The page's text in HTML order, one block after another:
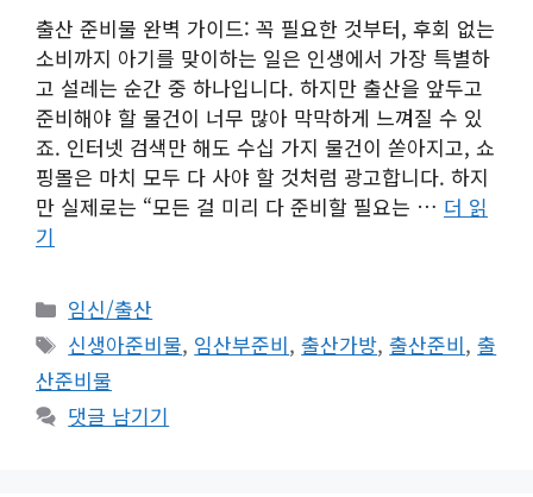
출산 준비물 완벽 가이드: 꼭 필요한 것부터, 후회 없는
소비까지 아기를 맞이하는 일은 인생에서 가장 특별하
고 설레는 순간 중 하나입니다. 하지만 출산을 앞두고
준비해야 할 물건이 너무 많아 막막하게 느껴질 수 있
죠. 인터넷 검색만 해도 수십 가지 물건이 쏟아지고, 쇼
핑몰은 마치 모두 다 사야 할 것처럼 광고합니다. 하지
만 실제로는 “모든 걸 미리 다 준비할 필요는 … 더 읽
기
카
테
고
리
임신/출산
태
그
신생아준비물, 임산부준비,출산가방,출산준비,출
산준비물
댓글 남기기